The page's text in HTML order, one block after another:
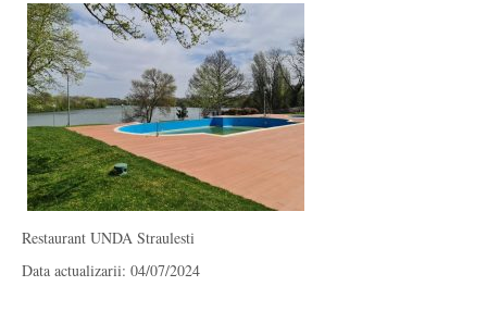
Restaurant UNDA Straulesti
Data actualizarii: 04/07/2024